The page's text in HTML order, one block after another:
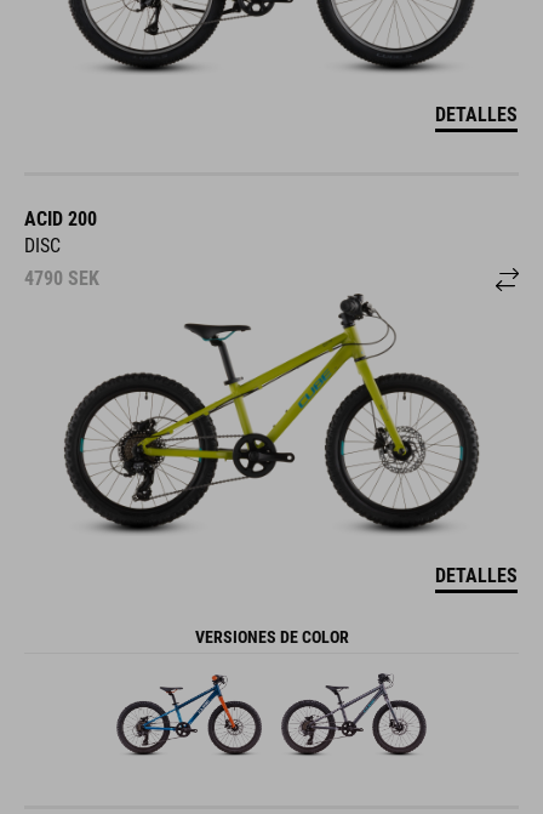
DETALLES
ACID 200
DISC
4790 SEK
DETALLES
VERSIONES DE COLOR